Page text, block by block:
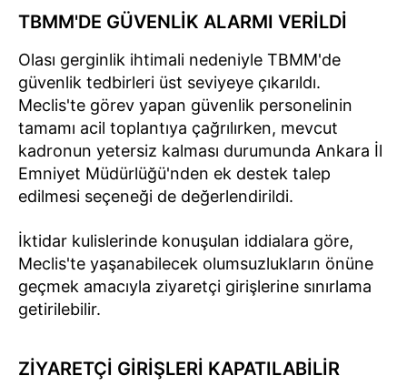
TBMM'DE GÜVENLİK ALARMI VERİLDİ
Olası gerginlik ihtimali nedeniyle TBMM'de
güvenlik tedbirleri üst seviyeye çıkarıldı.
Meclis'te görev yapan güvenlik personelinin
tamamı acil toplantıya çağrılırken, mevcut
kadronun yetersiz kalması durumunda Ankara İl
Emniyet Müdürlüğü'nden ek destek talep
edilmesi seçeneği de değerlendirildi.
İktidar kulislerinde konuşulan iddialara göre,
Meclis'te yaşanabilecek olumsuzlukların önüne
geçmek amacıyla ziyaretçi girişlerine sınırlama
getirilebilir.
ZİYARETÇİ GİRİŞLERİ KAPATILABİLİR